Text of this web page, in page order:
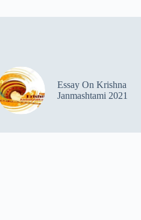
Essay On Krishna
Janmashtami 2021